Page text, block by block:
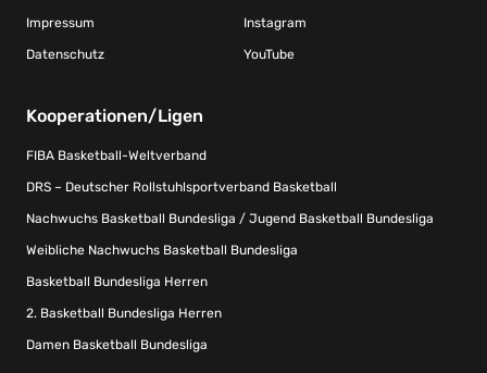
Impressum
Datenschutz
Instagram
YouTube
Kooperationen/Ligen
FIBA Basketball-Weltverband
DRS – Deutscher Rollstuhlsportverband Basketball
Nachwuchs Basketball Bundesliga / Jugend Basketball Bundesliga
Weibliche Nachwuchs Basketball Bundesliga
Basketball Bundesliga Herren
2. Basketball Bundesliga Herren
Damen Basketball Bundesliga